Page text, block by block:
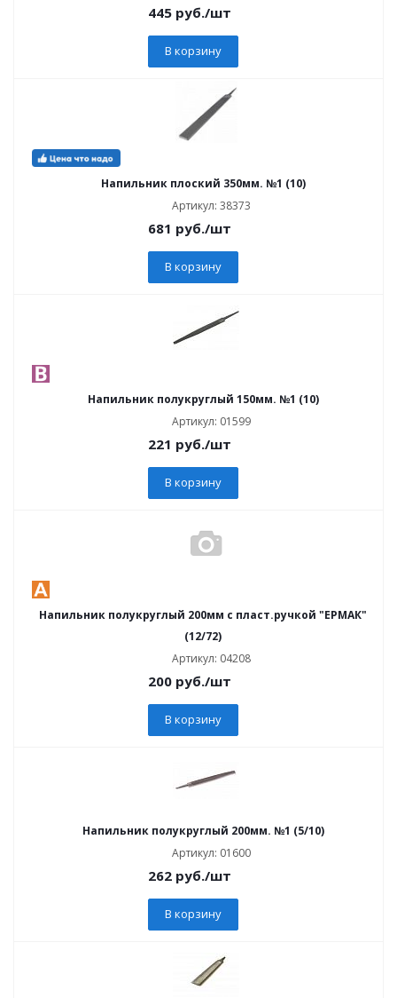
445 руб./шт
В корзину
Напильник плоский 350мм. №1 (10)
Артикул: 38373
681 руб./шт
В корзину
Напильник полукруглый 150мм. №1 (10)
Артикул: 01599
221 руб./шт
В корзину
Напильник полукруглый 200мм с пласт.ручкой "ЕРМАК"
(12/72)
Артикул: 04208
200 руб./шт
В корзину
Напильник полукруглый 200мм. №1 (5/10)
Артикул: 01600
262 руб./шт
В корзину